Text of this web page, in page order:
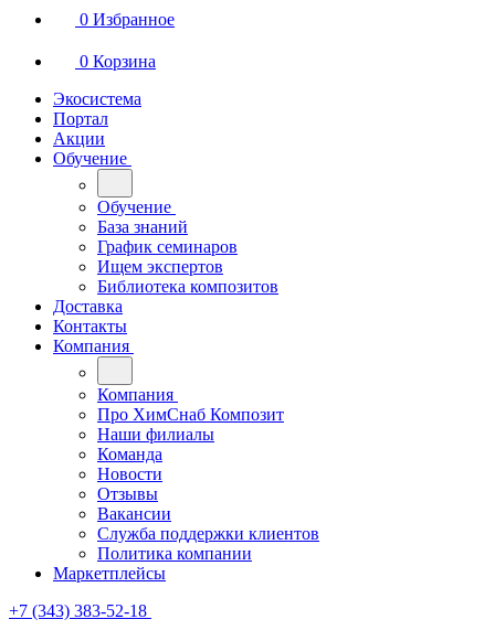
0 Избранное
0 Корзина
Экосистема
Портал
Акции
Обучение
Обучение
База знаний
График семинаров
Ищем экспертов
Библиотека композитов
Доставка
Контакты
Компания
Компания
Про ХимСнаб Композит
Наши филиалы
Команда
Новости
Отзывы
Вакансии
Служба поддержки клиентов
Политика компании
Маркетплейсы
+7 (343) 383-52-18